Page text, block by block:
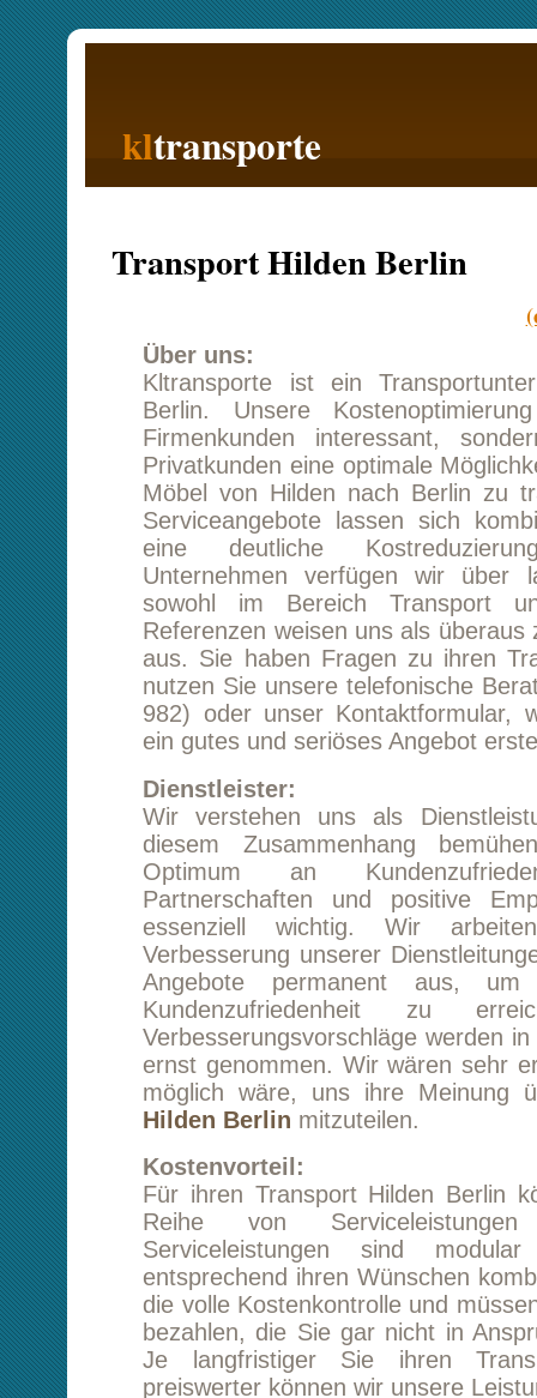
(oder
Kltransporte ist ein
Berlin. Unsere Kostenoptimierung ist
Firmenkunden interessant, sondern
Privatkunden eine optimale Möglichkeit, seine
Möbel von Hilden nach Berlin zu
Serviceangebote lassen sich kombinieren
eine deutliche Kostreduzierung
Unternehmen verfügen wir über
sowohl im Bereich Transport und
Referenzen weisen uns als überaus
aus. Sie haben Fragen zu ihren Transport
nutzen Sie unsere telefonische Beratung
982) oder unser Kontaktformular, wir sind
ein gutes und seriöses Angebot erstellen zu
Dienstleister:
Wir verstehen uns als
diesem Zusammenhang bemühen wir
Optimum an Kundenzufriedenheit.
Partnerschaften und positive
Verbesserung unserer Dienstleitungen und
Angebote permanent aus, um ein
Kundenzufriedenheit zu erreichen.
Verbesserungsvorschläge werden in unserem
ernst genommen. Wir wären sehr erfreut,
möglich wäre, uns ihre Meinung über
Hilden Berlinmitzuteilen.
Kostenvorteil:
Für ihren Transport Hilden Berlin können
Reihe von Serviceleistungen
Serviceleistungen sind modular und
entsprechend ihren Wünschen kombinieren.
die volle Kostenkontrolle und müssen für
bezahlen, die Sie gar nicht in Anspruch
Je langfristiger Sie ihren Transport
preiswerter können wir unsere Leistungen
Serviceangebot:
Wir bieten unser Kunden neben
Transporten auch eine ganze Reihe von
an. Diese Angebote sollen Sie bei
Transport Hilden Berlin spürbar entlasten.
Zusatzleistungen sind einzeln buchbar,
volle Kostenkontrolle haben und keine
bezahlen müssen, die Sie nicht in
können oder wollen.